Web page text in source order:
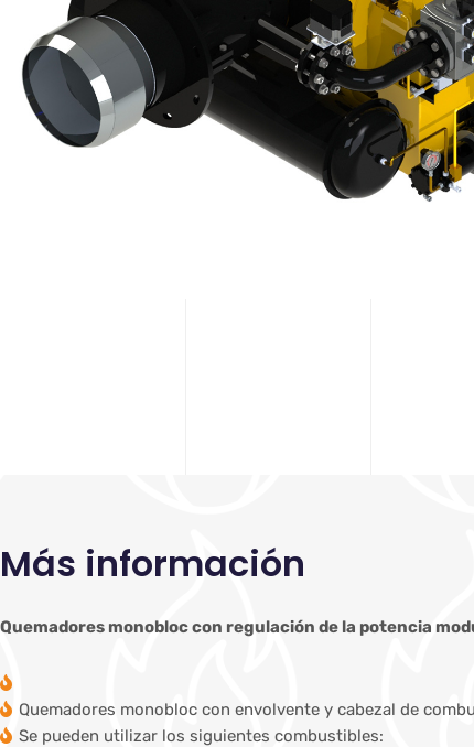
Más información
Quemadores monobloc con regulación de la potencia
Quemadores monobloc con envolvente y cabezal de
Se pueden utilizar los siguientes combustibles: